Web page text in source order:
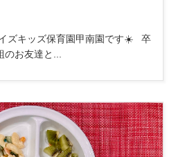
ズキッズ保育園甲南園です☀️ 卒
お友達と...